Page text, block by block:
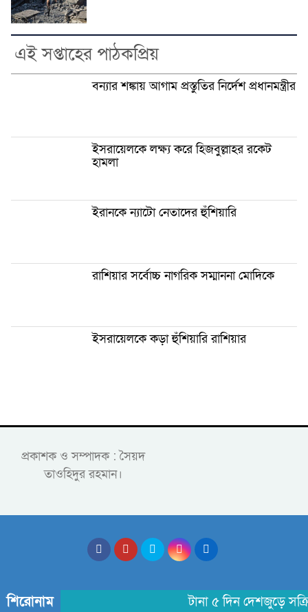
এই সপ্তাহের পাঠকপ্রিয়
বন্যার শঙ্কায় আগাম প্রস্তুতির নির্দেশ প্রধানমন্ত্রীর
ইসরায়েলকে লক্ষ্য করে হিজবুল্লাহর রকেট
হামলা
ইরানকে ন্যাটো নেতাদের হুঁশিয়ারি
রাশিয়ার সর্বোচ্চ নাগরিক সম্মাননা মোদিকে
ইসরায়েলকে কড়া হুঁশিয়ারি রাশিয়ার
প্রকাশক ও সম্পাদক : সৈয়দ
তাওহিদুর রহমান।
শিরোনাম টানা ৫ দিন দেশজুড়ে